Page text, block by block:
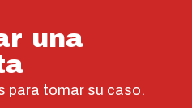
una
para tomar su caso.